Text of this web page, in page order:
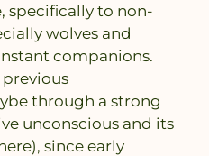
specifically to non-
wolves and
companions.
through a strong
unconscious and its
since early